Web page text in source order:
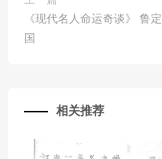
《现代名人命运奇谈》 鲁定
国
相关推荐